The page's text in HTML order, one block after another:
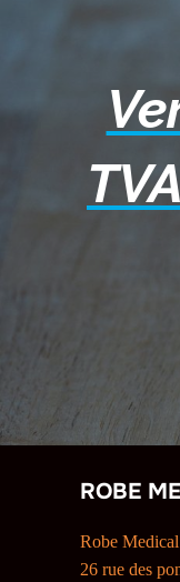
ROBE
Robe Medical
26 rue des